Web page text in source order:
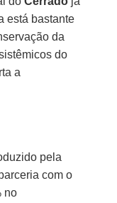
está bastante
da
do
a
pela
com o
no